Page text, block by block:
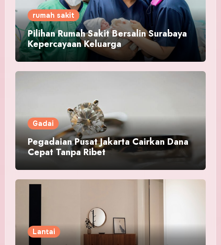
rumah sakit
Pilihan Rumah Sakit Bersalin Surabaya
Kepercayaan Keluarga
Gadai
Pegadaian Pusat Jakarta Cairkan Dana
Cepat Tanpa Ribet
Lantai